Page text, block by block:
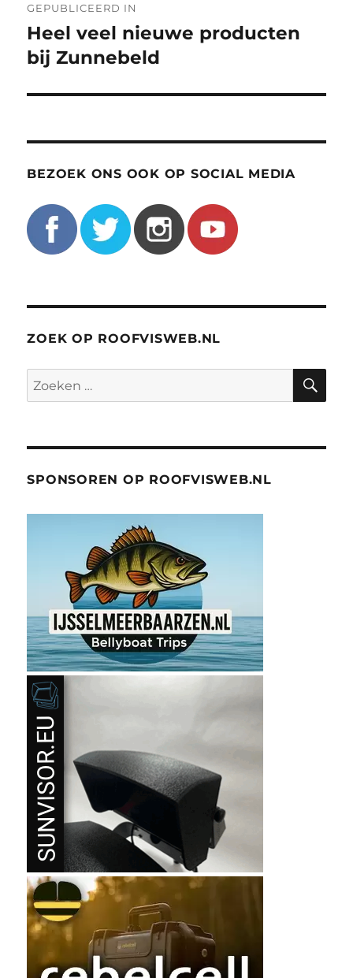
navigatie
GEPUBLICEERD IN
Heel veel nieuwe producten
bij Zunnebeld
BEZOEK ONS OOK OP SOCIAL MEDIA
ZOEK OP ROOFVISWEB.NL
Zoeken
naar:
SPONSOREN OP ROOFVISWEB.NL